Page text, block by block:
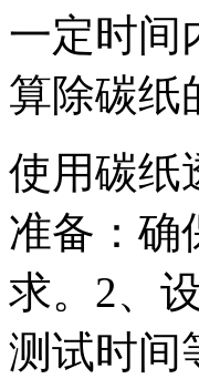
一定时间
算除碳纸
使用碳纸
准备：确
求。2、
测试时间